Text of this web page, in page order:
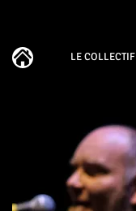
LE COLLECTIF